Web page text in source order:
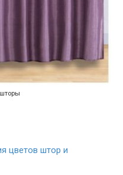
цветов штор и